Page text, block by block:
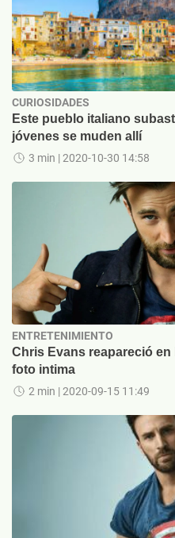
CURIOSIDADES
Este pueblo italiano
jóvenes se muden allí
3 min | 2020-10-30 14:58
ENTRETENIMIENTO
Chris Evans reapareció
foto intima
2 min | 2020-09-15 11:49